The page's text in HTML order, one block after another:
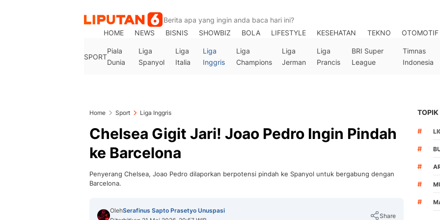
HOME
NEWS BISNIS SHOWBIZ BOLA LIFESTYLE KESEHATAN TEKNO OTOMOTIF
SPORT
Piala
Dunia
Liga
Spanyol
Liga
Italia
Liga
Inggris
Liga
Champions
Liga
Jerman
Liga
Prancis
BRI Super
League
Timnas
Indonesia
Home Sport Liga Inggris
Chelsea Gigit Jari! Joao Pedro Ingin Pindah
ke Barcelona
Penyerang Chelsea, Joao Pedro dilaporkan berpotensi pindah ke Spanyol untuk bergabung dengan
Barcelona.
OlehSerafinus Sapto Prasetyo Unuspasi
Share
TOPIK
#
#
#
#
#